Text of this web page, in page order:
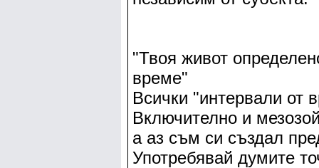
"Твоя живот
време"
Всички "интервали от
Включително и
а аз съм си създал
Употребявай думите